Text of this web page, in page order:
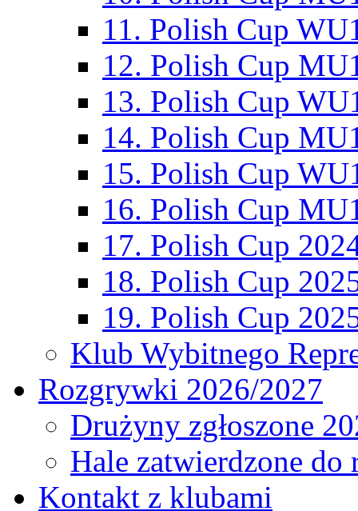
11. Polish Cup
12. Polish Cup
13. Polish Cup
14. Polish Cup
15. Polish Cup
16. Polish Cup
17. Polish Cup
18. Polish Cup
19. Polish Cup
Klub Wybitnego
Rozgrywki 2026/2027
Drużyny zgłoszone
Hale zatwierdzone
Kontakt z klubami